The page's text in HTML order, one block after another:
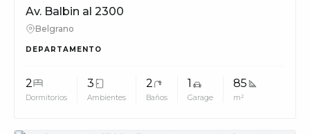
Av. Balbin al 2300
Belgrano
DEPARTAMENTO
2
Dormitorios
3
Ambientes
2
Baños
1
Garage
85
m²